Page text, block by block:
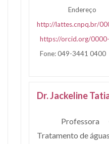
Endereço
http://lattes.cnpq.br/
https://orcid.org/
Fone: 049-3441 0400
Dr. Jackeline
Professora
Tratamento de